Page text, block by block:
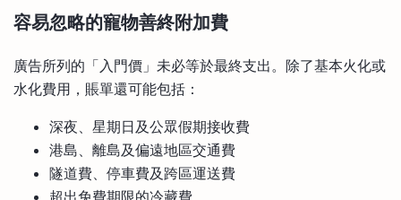
容易忽略的寵物善終附加費
廣告所列的「入門價」未必等於最終支出。除了基本火化或
水化費用，賬單還可能包括：
深夜、星期日及公眾假期接收費
港島、離島及偏遠地區交通費
隧道費、停車費及跨區運送費
超出免費期限的冷藏費